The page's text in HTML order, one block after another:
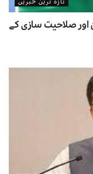
اور صلاحیت سازی کے